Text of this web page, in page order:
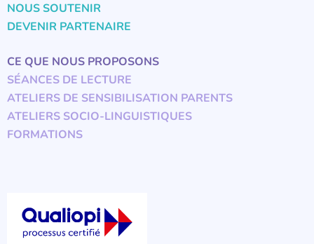
NOUS SOUTENIR
DEVENIR PARTENAIRE
CE QUE NOUS PROPOSONS
SÉANCES DE LECTURE
ATELIERS DE SENSIBILISATION PARENTS
ATELIERS SOCIO-LINGUISTIQUES
FORMATIONS